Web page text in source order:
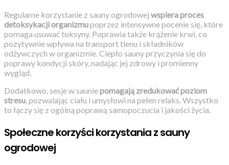
Regularne korzystanie z sauny ogrodowej wspiera proces
detoksykacji organizmupoprzez intensywne pocenie się, które
pomaga usuwać toksyny. Poprawia także krążenie krwi, co
pozytywnie wpływa na transport tlenu i składników
odżywczych w organizmie. Ciepło sauny przyczynia się do
poprawy kondycji skóry, nadając jej zdrowy i promienny
wygląd.
Dodatkowo, sesje w sauniepomagają zredukować poziom
stresu, pozwalając ciału i umysłowi na pełen relaks. Wszystko
to łączy się z ogólną poprawą samopoczucia i jakości życia.
Społeczne korzyści korzystania z sauny
ogrodowej